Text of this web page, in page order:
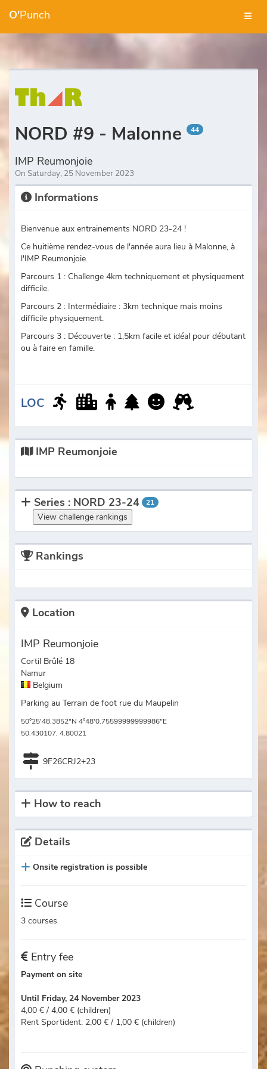
O'Punch
NORD #9 - Malonne 44
IMP Reumonjoie
On Saturday, 25 November 2023
Informations
Bienvenue aux entrainements NORD 23-24 !
Ce huitième rendez-vous de l'année aura lieu à Malonne, à
l'IMP Reumonjoie.
Parcours 1 : Challenge 4km techniquement et physiquement
difficile.
Parcours 2 : Intermédiaire : 3km technique mais moins
difficile physiquement.
Parcours 3 : Découverte : 1,5km facile et idéal pour débutant
ou à faire en famille.
LOC
IMP Reumonjoie
Series : NORD 23-24 21
View challenge rankings
Rankings
Location
IMP Reumonjoie
Cortil Brûlé 18
Namur
Belgium
Parking au Terrain de foot rue du Maupelin
50°25'48.3852"N 4°48'0.75599999999986"E
50.430107, 4.80021
9F26CRJ2+23
How to reach
Details
Onsite registration is possible
Course
3 courses
Entry fee
Payment on site
Until Friday, 24 November 2023
4,00 € / 4,00 € (children)
Rent Sportident: 2,00 € / 1,00 € (children)